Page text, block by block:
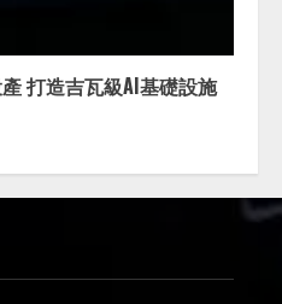
打造吉瓦級AI基礎設施